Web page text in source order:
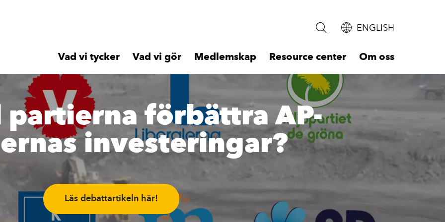
ENGLISH
Main
level
Vad vi tycker Vad vi gör Medlemskap Resource center Om oss
förbättra AP-
investeringar?
Läs debattartikeln här!